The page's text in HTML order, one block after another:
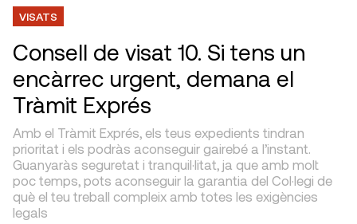
VISATS
Consell de visat 10. Si tens un
encàrrec urgent, demana el
Tràmit Exprés
Amb el Tràmit Exprés, els teus expedients tindran
prioritat i els podràs aconseguir gairebé a l’instant.
Guanyaràs seguretat i tranquil·litat, ja que amb molt
poc temps, pots aconseguir la garantia del Col·legi de
què el teu treball compleix amb totes les exigències
legals